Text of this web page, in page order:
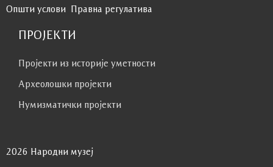
Општи услови Правна регулатива
ПРОЈЕКТИ
Пројекти из историје уметности
Археолошки пројекти
Нумизматички пројекти
2026 Народни музеј